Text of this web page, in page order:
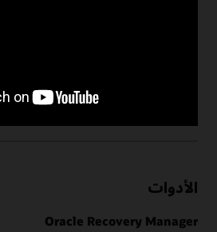
الأدوات
Oracle Recovery Manager